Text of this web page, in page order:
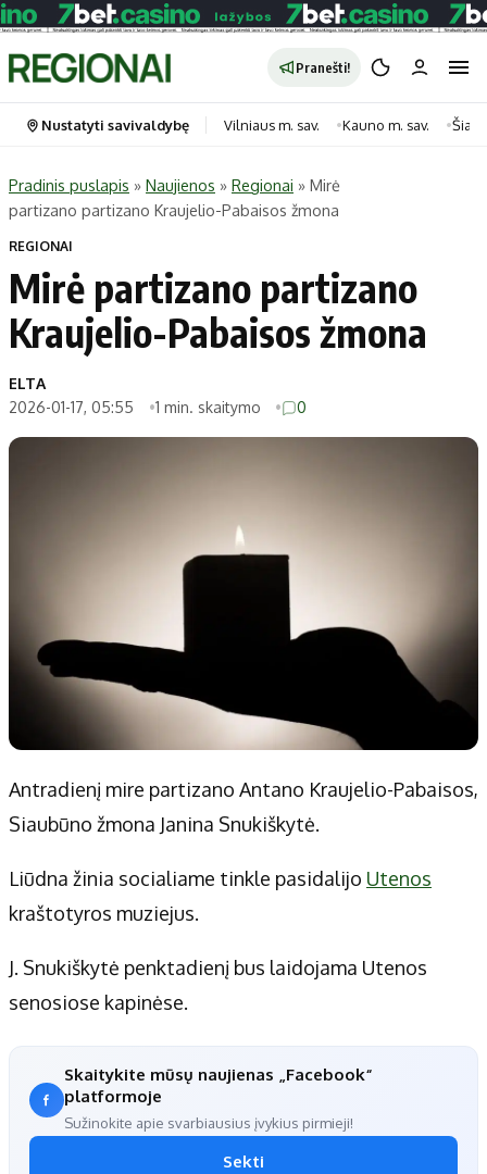
Pranešti!
Portalas
Pradinis puslapis
Savivaldybės
Naujausi
Lietuva
Kategorijos
Gyvenimas
Horoskopai
Ekonomikos naujienos
Didžiosios savivaldybės
Vilniaus miesto
Kauno miesto
Šiaulių miesto
Alytaus miesto
Marijampolės
Kitos savivaldybės
Jonavos rajono
Tauragės rajono
Palangos miesto
Prienų rajono
Apie mus
Autoriai
Kontaktai
Privatumo politika
Redakcijos politika
Receptai
Nustatyti savivaldybę Vilniaus m. sav. Kauno m. sav.
Pradinis puslapis » Naujienos » Regionai » Mirė
partizano partizano Kraujelio-Pabaisos žmona
REGIONAI
Mirė partizano partizano
Kraujelio-Pabaisos žmona
ELTA
2026-01-17, 05:55
1 min. skaitymo 0
Antradienį mire partizano Antano Kraujelio-Pabaisos,
Siaubūno žmona Janina Snukiškytė.
Liūdna žinia socialiame tinkle pasidalijo Utenos
kraštotyros muziejus.
J. Snukiškytė penktadienį bus laidojama Utenos
senosiose kapinėse.
Skaitykite mūsų naujienas „Facebook“
platformoje
Sužinokite apie svarbiausius įvykius pirmieji!
Sekti